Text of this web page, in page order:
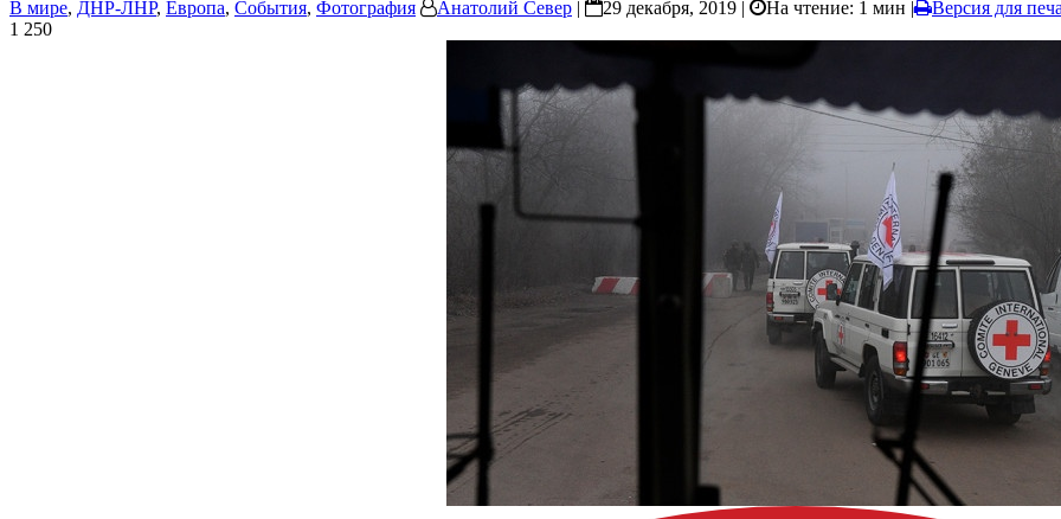
В мире, ДНР-ЛНР, Европа, События, Фотография Анатолий Север | 29 декабря, 2019 | На чтение: 1 мин |
Версия для
1 250